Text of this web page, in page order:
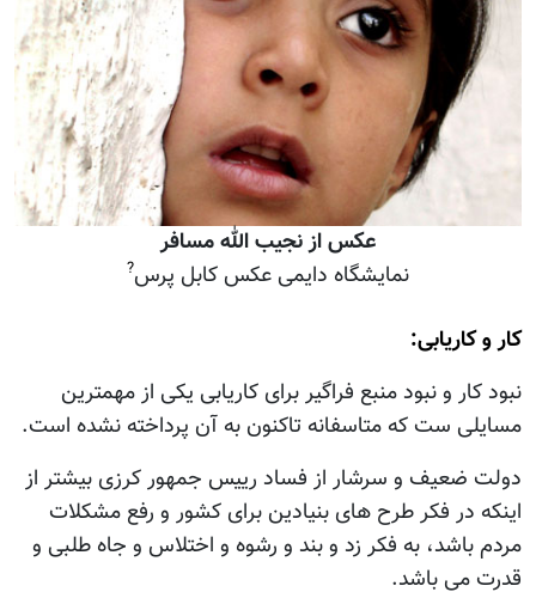
عکس از نجيب الله مسافر
نمايشگاه دايمی عکس کابل پرس?
کار و کاريابی:
نبود کار و نبود منبع فراگير برای کاريابی يکی از مهمترين
مسايلی ست که متاسفانه تاکنون به آن پرداخته نشده است.
دولت ضعيف و سرشار از فساد رييس جمهور کرزی بيشتر از
اينکه در فکر طرح های بنيادين برای کشور و رفع مشکلات
مردم باشد، به فکر زد و بند و رشوه و اختلاس و جاه طلبی و
قدرت می باشد.